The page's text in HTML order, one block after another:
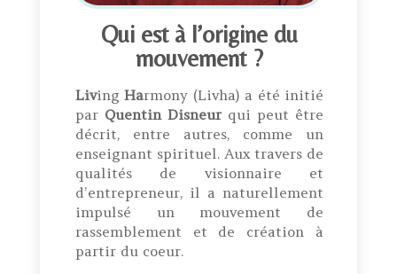
Qui est à l’origine du
mouvement ?
LivingHarmony (Livha) a été initié
par Quentin Disneur qui peut être
décrit, entre autres, comme un
enseignant spirituel. Aux travers de
qualités de visionnaire et
d’entrepreneur, il a naturellement
impulsé un mouvement de
rassemblement et de création à
partir du coeur.